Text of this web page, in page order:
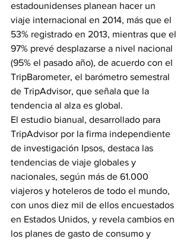
estadounidenses planean hacer un
viaje internacional en 2014, más que el
53% registrado en 2013, mientras que el
97% prevé desplazarse a nivel nacional
(95% el pasado año), de acuerdo con el
TripBarometer, el barómetro semestral
de TripAdvisor, que señala que la
tendencia al alza es global.
El estudio bianual, desarrollado para
TripAdvisor por la firma independiente
de investigación Ipsos, destaca las
tendencias de viaje globales y
nacionales, según más de 61.000
viajeros y hoteleros de todo el mundo,
con unos diez mil de ellos encuestados
en Estados Unidos, y revela cambios en
los planes de gasto de consumo y